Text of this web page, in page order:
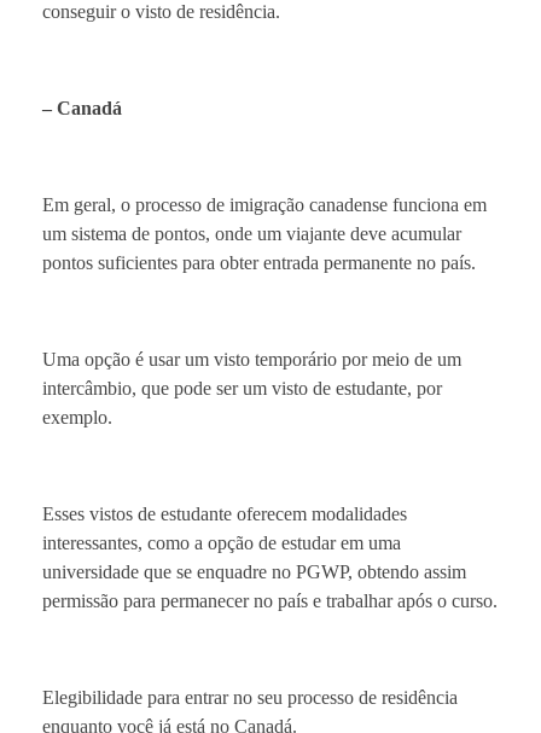
conseguir o visto de residência.
– Canadá
Em geral, o processo de imigração canadense funciona em
um sistema de pontos, onde um viajante deve acumular
pontos suficientes para obter entrada permanente no país.
Uma opção é usar um visto temporário por meio de um
intercâmbio, que pode ser um visto de estudante, por
exemplo.
Esses vistos de estudante oferecem modalidades
interessantes, como a opção de estudar em uma
universidade que se enquadre no PGWP, obtendo assim
permissão para permanecer no país e trabalhar após o curso.
Elegibilidade para entrar no seu processo de residência
enquanto você já está no Canadá.